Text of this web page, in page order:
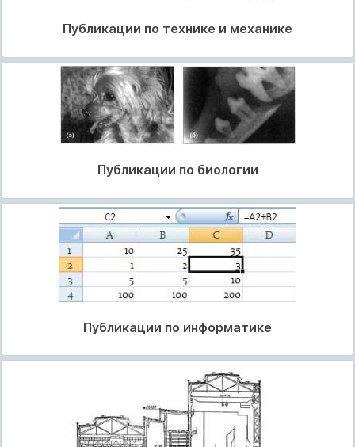
Публикации по технике и механике
Публикации по биологии
Публикации по информатике